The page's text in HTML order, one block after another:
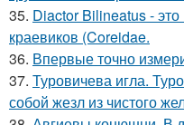
35. Diactor Bilineatus -
краевиков (Coreidae.
36. Впервые точно
37. Туровичева игла.
собой жезл из чистого